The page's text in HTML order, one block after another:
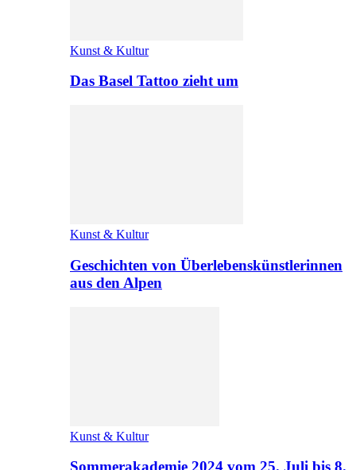
Kunst & Kultur
Das Basel Tattoo zieht um
Kunst & Kultur
Geschichten von Überlebenskünstlerinnen
aus den Alpen
Kunst & Kultur